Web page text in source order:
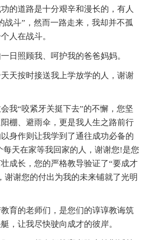
的道路是十分艰辛和漫长的，有人
战斗”，然而一路走来，我却并不孤
人在战斗。
日照顾我、呵护我的爸爸妈妈。
天按时接送我上学放学的人，谢谢
我“咬紧牙关挺下去”的不懈，您坚
棚、避雨伞，更是我人生之路前行
身作则让我学到了通往成功必备的
天在家等我回家的人，谢谢您!是您
成长，您的严格教导验证了“要成才
谢谢您的付出为我的未来铺就了光明
育的老师们，是您们的谆谆教诲筑
，让我尽快驶向成才的彼岸。